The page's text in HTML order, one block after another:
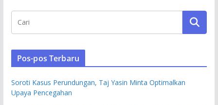
Pos-pos Terbaru
Soroti Kasus Perundungan, Taj Yasin Minta Optimalkan
Upaya Pencegahan